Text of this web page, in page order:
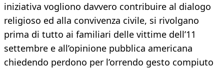
iniziativa vogliono davvero contribuire al dialogo
religioso ed alla convivenza civile, si rivolgano
prima di tutto ai familiari delle vittime dell’11
settembre e all’opinione pubblica americana
chiedendo perdono per l’orrendo gesto compiuto